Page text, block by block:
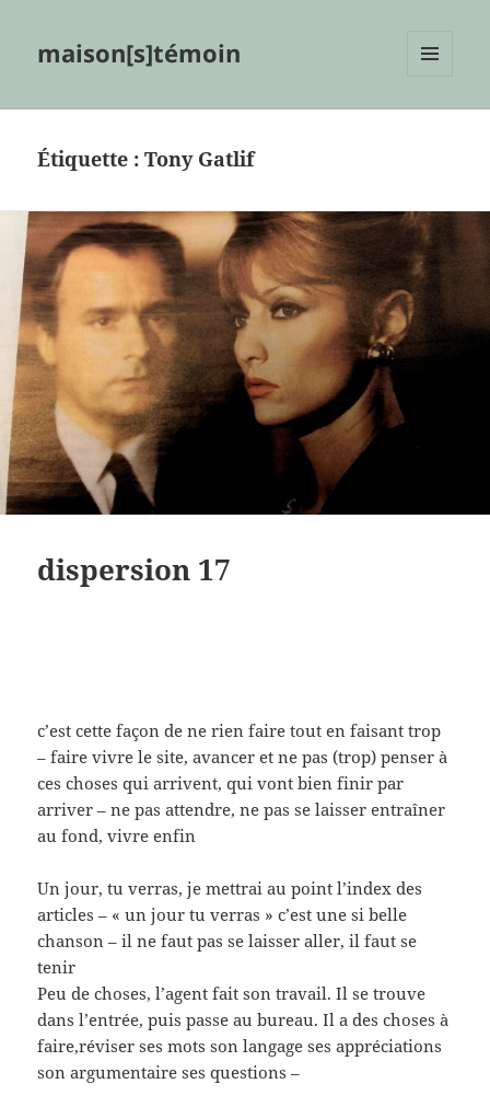
maison[s]témoin
Étiquette :Tony Gatlif
dispersion 17
c’est cette façon de ne rien faire tout en faisant trop
– faire vivre le site, avancer et ne pas (trop) penser à
ces choses qui arrivent, qui vont bien finir par
arriver – ne pas attendre, ne pas se laisser entraîner
au fond, vivre enfin
Un jour, tu verras, je mettrai au point l’index des
articles – « un jour tu verras » c’est une si belle
chanson – il ne faut pas se laisser aller, il faut se
tenir
Peu de choses, l’agent fait son travail. Il se trouve
dans l’entrée, puis passe au bureau. Il a des choses à
faire,réviser ses mots son langage ses appréciations
son argumentaire ses questions –